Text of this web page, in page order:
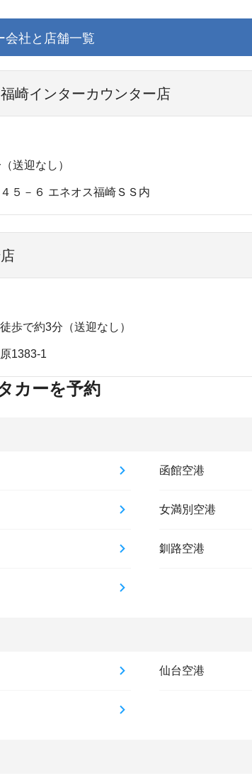
会社と店舗一覧
崎インターカウンター店
送迎なし）
５－６ エネオス福崎ＳＳ内
歩で約3分（送迎なし）
1383-1
カーを予約
函館空港
女満別空港
釧路空港
仙台空港